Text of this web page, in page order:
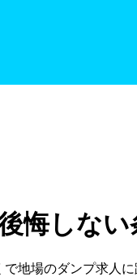
悔しな
地場のダンプ求人